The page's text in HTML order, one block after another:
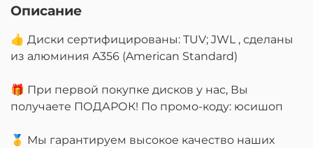
Описание
👍 Диски сертифицированы: TUV; JWL , сделаны
из алюминия A356 (American Standard)
🎁 При первой покупке дисков у нас, Вы
получаете ПОДАРОК! По промо-коду: юсишоп
🥇 Мы гарантируем высокое качество наших